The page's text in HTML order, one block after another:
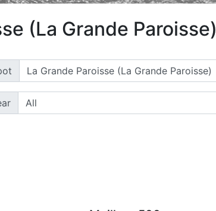
(La Grande Paroisse)